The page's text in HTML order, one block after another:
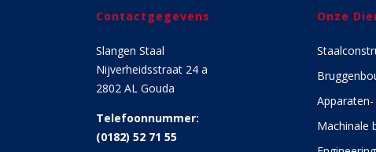
Contactgegevens
Slangen Staal
Nijverheidsstraat 24 a
2802 AL Gouda
Telefoonnummer:
(0182) 52 71 55
Onze
Machinale